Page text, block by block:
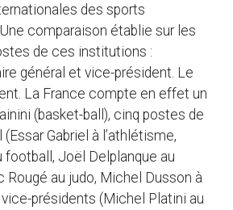
des sports
comparaison établie sur les
de ces institutions :
général et vice-président. Le
La France compte en effet un
(basket-ball), cinq postes de
Gabriel à l’athlétisme,
football, Joël Delplanque au
Rougé au judo, Michel Dusson à
présidents (Michel Platini au